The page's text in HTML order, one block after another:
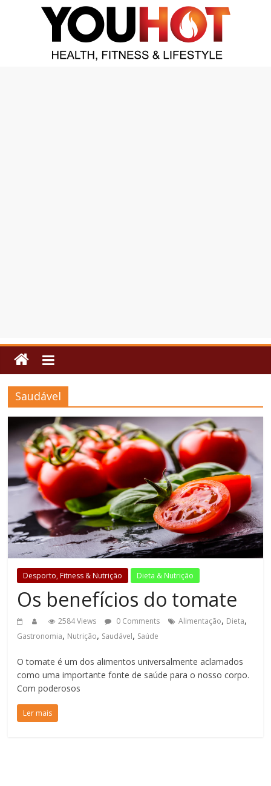
Saudável
Desporto, Fitness & Nutrição Dieta & Nutrição
Os benefícios do tomate
2584 Views 0 Comments Alimentação, Dieta,
Gastronomia, Nutrição, Saudável, Saúde
O tomate é um dos alimentos universalmente aclamados
como uma importante fonte de saúde para o nosso corpo.
Com poderosos
Ler mais